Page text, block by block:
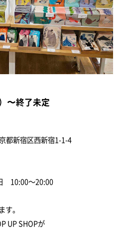
〜終了未定
都新宿区西新宿1-1-4
10:00～20:00
。
UP SHOPが